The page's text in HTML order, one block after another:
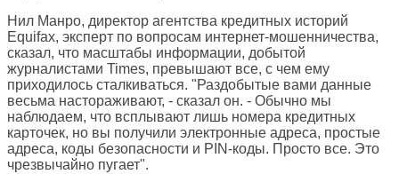
Нил Манро, директор агентства кредитных историй
Equifax, эксперт по вопросам интернет-мошенничества,
сказал, что масштабы информации, добытой
журналистами Times, превышают все, с чем ему
приходилось сталкиваться. "Раздобытые вами данные
весьма настораживают, - сказал он. - Обычно мы
наблюдаем, что всплывают лишь номера кредитных
карточек, но вы получили электронные адреса, простые
адреса, коды безопасности и PIN-коды. Просто все. Это
чрезвычайно пугает".